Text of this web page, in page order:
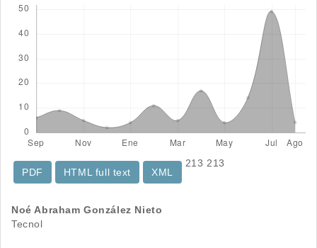
213
PDF
213
HTML full text
XML
Contenido
Noé Abraham González Nieto
Tecnol